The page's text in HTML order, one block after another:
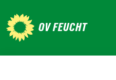
zum
Inhalt
OV FEUCHT